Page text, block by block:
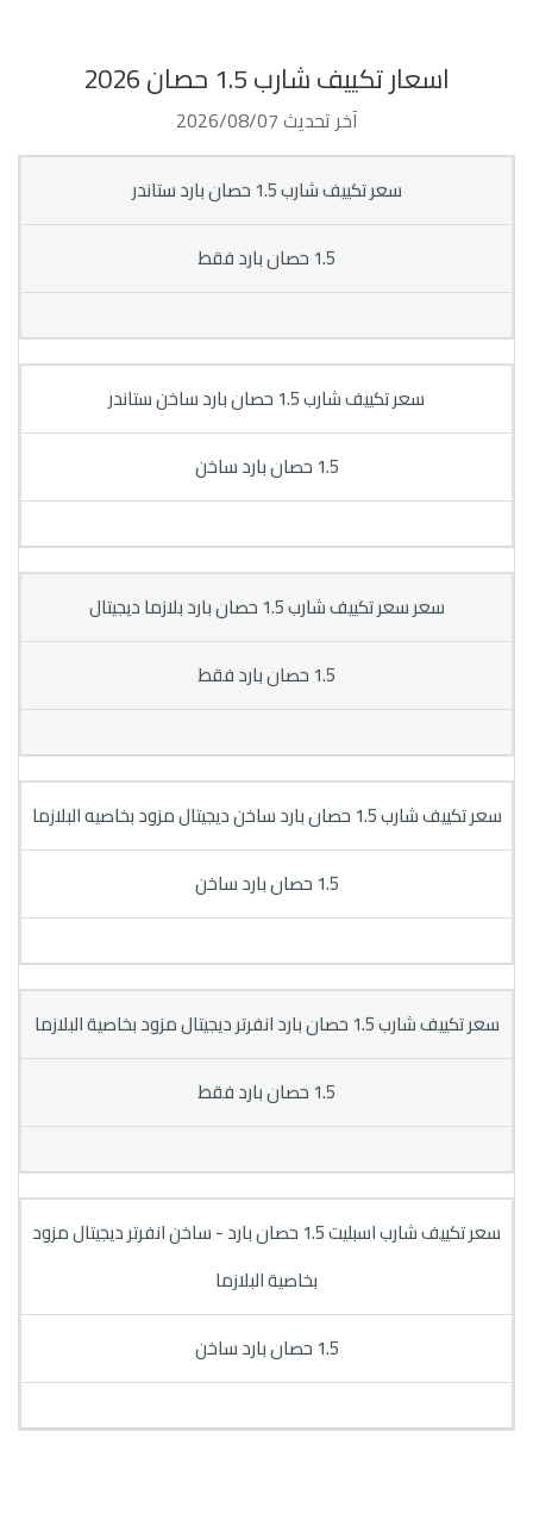
اسعار تكييف شارب 1.5 حصان 2026
آخر تحديث 2026/08/07
سعر تكييف شارب 1.5 حصان بارد ستاندر
1.5 حصان بارد فقط
سعر تكييف شارب 1.5 حصان بارد ساخن ستاندر
1.5 حصان بارد ساخن
سعر سعر تكييف شارب 1.5 حصان بارد بلازما ديجيتال
1.5 حصان بارد فقط
سعر تكييف شارب 1.5 حصان بارد ساخن ديجيتال مزود بخاصيه البلازما
1.5 حصان بارد ساخن
سعر تكييف شارب 1.5 حصان بارد انفرتر ديجيتال مزود بخاصية البلازما
1.5 حصان بارد فقط
سعر تكييف شارب اسبليت 1.5 حصان بارد - ساخن انفرتر ديجيتال مزود
بخاصية البلازما
1.5 حصان بارد ساخن